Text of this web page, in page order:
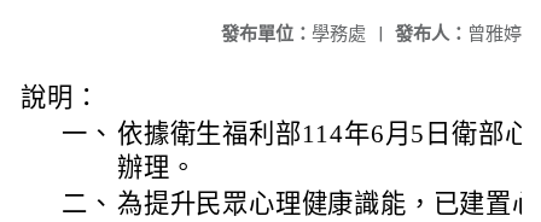
發布人： 曾雅婷
發布單位： 學務處 |
說明：
一、 依據衛生福利部114年6月5日衛部心
辦理。
二、 為提升民眾心理健康識能，已建置